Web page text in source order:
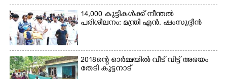
14,000 കുട്ടികൾക്ക് നീന്തൽ
പരിശീലനം: മന്ത്രി എൻ. ഷംസുദ്ദീൻ
2018ന്റെ ഓർമ്മയിൽ വീട് വിട്ട് അഭയം
തേടി കുട്ടനാട്